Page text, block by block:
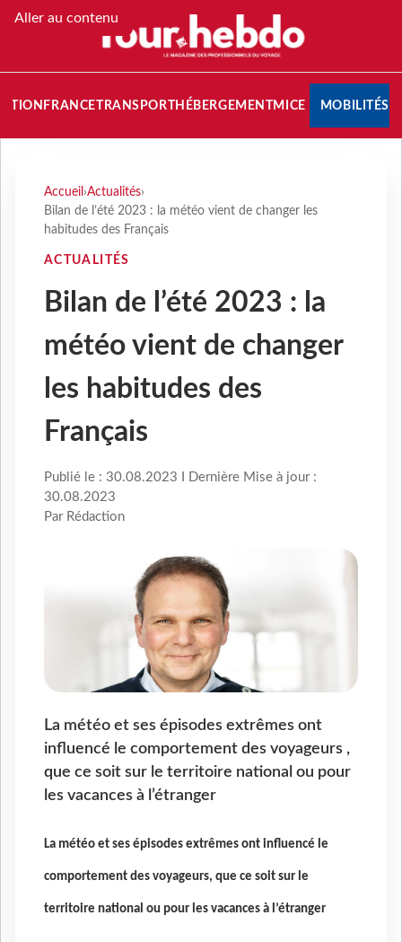
Aller au contenu
FRANCETRANSPORT HÉBERGEMENTMICE MOBILITÉS
Accueil ›Actualités›
Bilan de l’été 2023 : la météo vient de changer les
habitudes des Français
ACTUALITÉS
Bilan de l’été 2023 : la
météo vient de changer
les habitudes des
Français
Publié le : 30.08.2023 I Dernière Mise à jour :
30.08.2023
Par Rédaction
La météo et ses épisodes extrêmes ont
influencé le comportement des voyageurs ,
que ce soit sur le territoire national ou pour
les vacances à l’étranger
La météo et ses épisodes extrêmes ont influencé le
comportement des voyageurs, que ce soit sur le
territoire national ou pour les vacances à l’étranger